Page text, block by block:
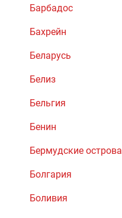
Барбадос
Бахрейн
Беларусь
Белиз
Бельгия
Бенин
Бермудские острова
Болгария
Боливия